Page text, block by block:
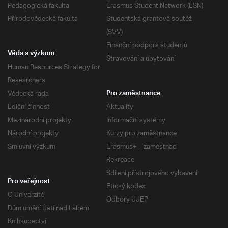
Pedagogická fakulta
Přírodovědecká fakulta
Erasmus Student Network (ESN)
Studentská grantová soutěž
(SVV)
Finanční podpora studentů
Stravování a ubytování
Věda a výzkum
Human Resources Strategy for
Researchers
Vědecká rada
Ediční činnost
Mezinárodní projekty
Národní projekty
Smluvní výzkum
Pro zaměstnance
Aktuality
Informační systémy
Kurzy pro zaměstnance
Erasmus+ – zaměstnaci
Rekreace
Sdílení přístrojového vybavení
Etický kodex
Odbory UJEP
Pro veřejnost
O Univerzitě
Dům umění Ústí nad Labem
Knihkupectví